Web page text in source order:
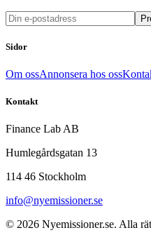
Sidor
Om ossAnnonsera hos oss
Kontakt
Finance Lab AB
Humlegårdsgatan 13
114 46 Stockholm
info@nyemissioner.se
© 2026 Nyemissioner.se. Alla